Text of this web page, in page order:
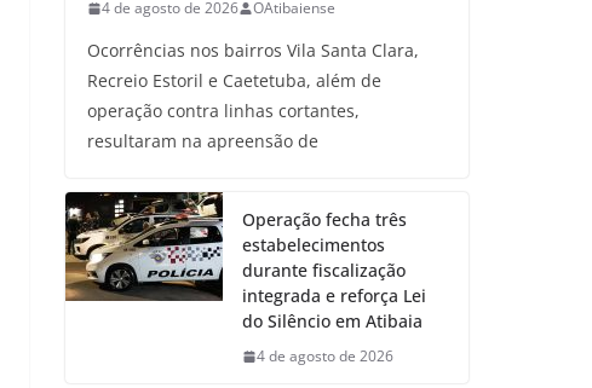
4 de agosto de 2026 OAtibaiense
Ocorrências nos bairros Vila Santa Clara,
Recreio Estoril e Caetetuba, além de
operação contra linhas cortantes,
resultaram na apreensão de
Operação fecha três
estabelecimentos
durante fiscalização
integrada e reforça Lei
do Silêncio em Atibaia
4 de agosto de 2026